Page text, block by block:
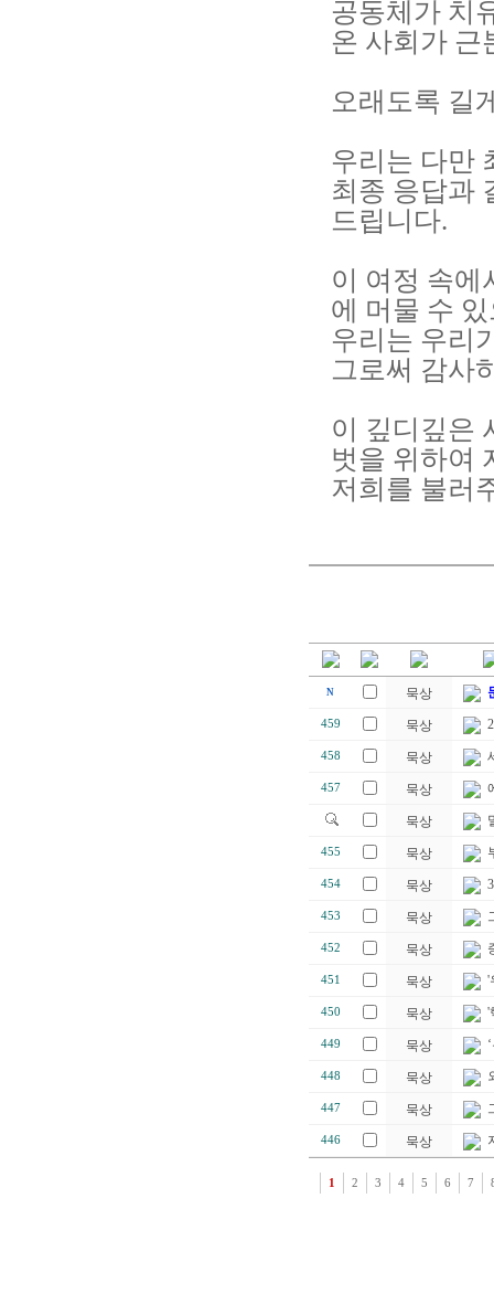
공동체가 치
온 사회가 근
오래도록 길
우리는 다만
최종 응답과
드립니다.
이 여정 속에
에 머물 수
우리는 우리
그로써 감사
이 깊디깊은
벗을 위하여
저희를 불러
N 묵상
459 묵상
458 묵상
457 묵상
묵상
455 묵상
454 묵상
453 묵상
452 묵상
451 묵상 '
450 묵상 '
449 묵상
448 묵상
447 묵상
446 묵상
1 2 3 4 5 6 7